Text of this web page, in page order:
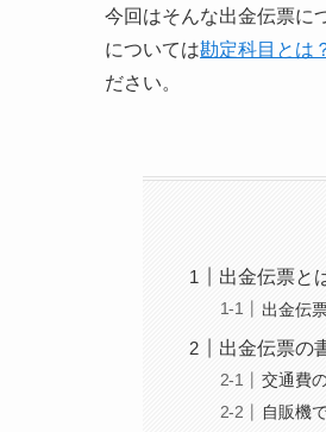
今回はそんな出金伝票に
については勘定科目とは
ださい。
出金伝票と
出金伝
出金伝票の
交通費
自販機